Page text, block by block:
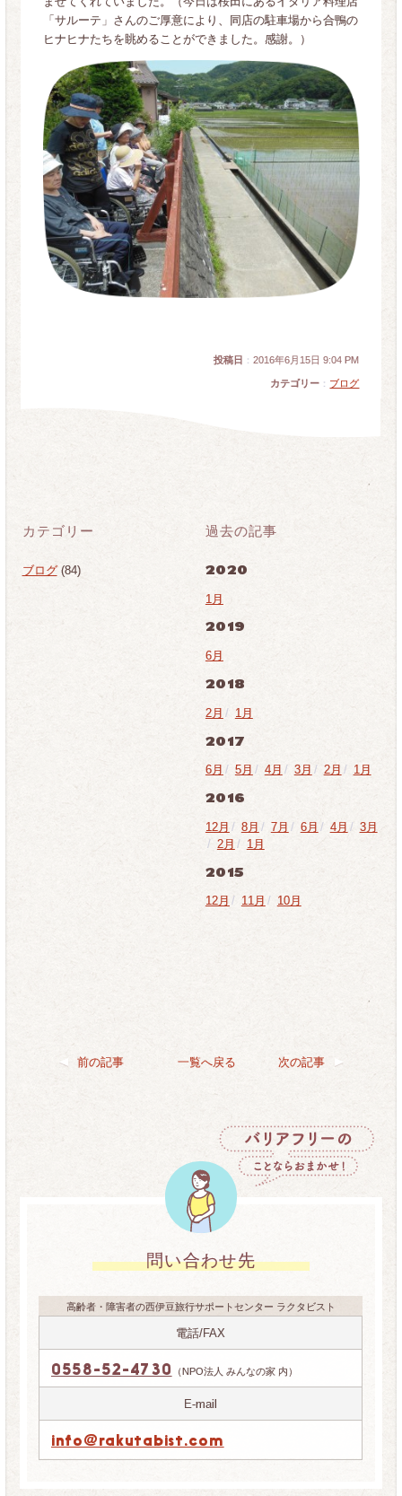
「サルーテ」さんのご厚意により、同店の駐車場から合鴨の
ヒナヒナたちを眺めることができました。感謝。）
投稿日 ：2016年6月15日 9:04 PM
カテゴリー ： ブログ
カテゴリー
ブログ(84)
過去の記事
2020
1月
2019
6月
2018
2月 / 1月
2017
6月 / 5月 / 4月 / 3月 / 2月 / 1月
2016
12月 / 8月 / 7月 / 6月 / 4月 / 3月
/ 2月 / 1月
2015
12月 / 11月 / 10月
前の記事 次の記事
一覧へ戻る
問い合わせ先
高齢者・障害者の西伊豆旅行サポートセンター ラクタビスト
電話/FAX
0558-52-4730 （NPO法人 みんなの家 内）
E-mail
info@rakutabist.com